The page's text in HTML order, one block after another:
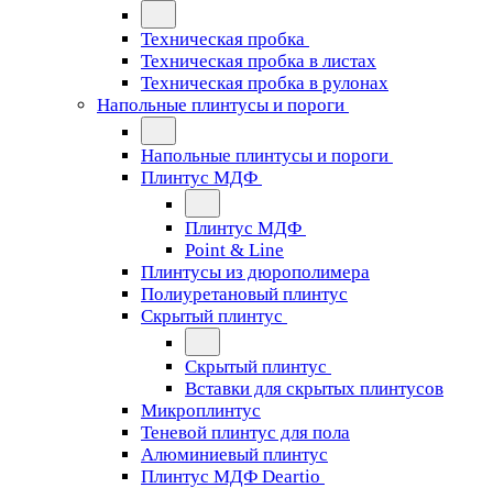
Техническая пробка
Техническая пробка в листах
Техническая пробка в рулонах
Напольные плинтусы и пороги
Напольные плинтусы и пороги
Плинтус МДФ
Плинтус МДФ
Point & Line
Плинтусы из дюрополимера
Полиуретановый плинтус
Скрытый плинтус
Скрытый плинтус
Вставки для скрытых плинтусов
Микроплинтус
Теневой плинтус для пола
Алюминиевый плинтус
Плинтус МДФ Deartio